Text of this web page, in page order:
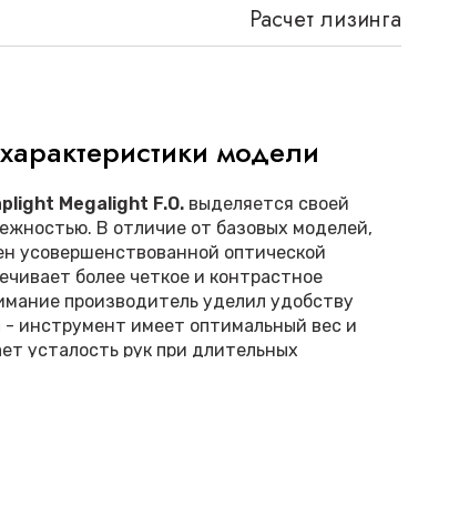
Расчет лизинга
модели
Megalight F.O. выделяется своей
В отличие от базовых моделей,
усовершенствованной оптической
более четкое и контрастное
производитель уделил удобству
- инструмент имеет оптимальный вес и
усталость рук при длительных